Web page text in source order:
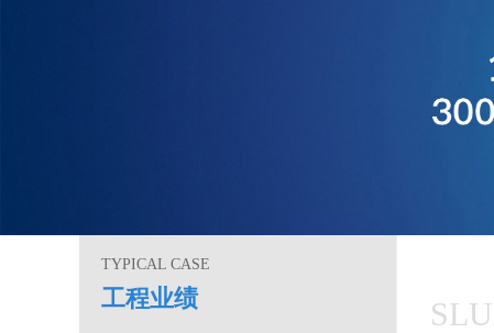
TYPICAL CASE
工程业绩